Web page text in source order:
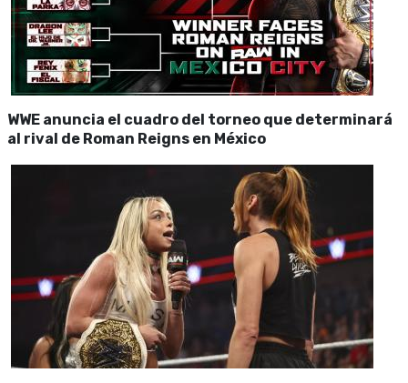
WWE anuncia el cuadro del torneo que determinará
al rival de Roman Reigns en México